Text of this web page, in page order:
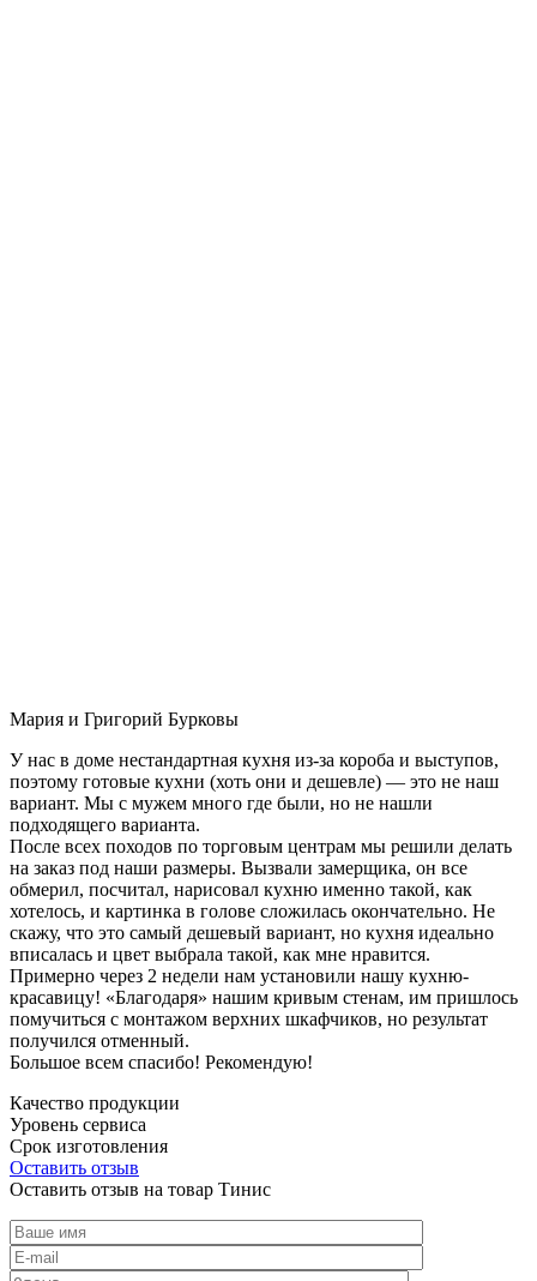
Мария и Григорий Бурковы
У нас в доме нестандартная кухня из-за короба и выступов,
поэтому готовые кухни (хоть они и дешевле) — это не наш
вариант. Мы с мужем много где были, но не нашли
подходящего варианта.
После всех походов по торговым центрам мы решили делать
на заказ под наши размеры. Вызвали замерщика, он все
обмерил, посчитал, нарисовал кухню именно такой, как
хотелось, и картинка в голове сложилась окончательно. Не
скажу, что это самый дешевый вариант, но кухня идеально
вписалась и цвет выбрала такой, как мне нравится.
Примерно через 2 недели нам установили нашу кухню-
красавицу! «Благодаря» нашим кривым стенам, им пришлось
помучиться с монтажом верхних шкафчиков, но результат
получился отменный.
Большое всем спасибо! Рекомендую!
Качество продукции
Уровень сервиса
Срок изготовления
Оставить отзыв
Оставить отзыв на товар Тинис